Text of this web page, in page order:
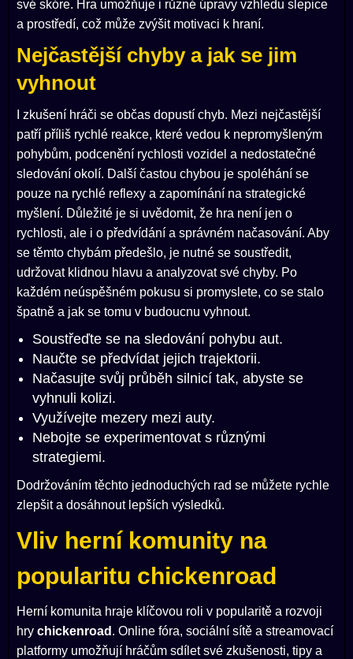
své skóre. Hra umožňuje i různé úpravy vzhledu slepice
a prostředí, což může zvýšit motivaci k hraní.
Nejčastější chyby a jak se jim
vyhnout
I zkušení hráči se občas dopustí chyb. Mezi nejčastější
patří příliš rychlé reakce, které vedou k nepromyšleným
pohybům, podcenění rychlosti vozidel a nedostatečné
sledování okolí. Další častou chybou je spoléhání se
pouze na rychlé reflexy a zapomínání na strategické
myšlení. Důležité je si uvědomit, že hra není jen o
rychlosti, ale i o předvídání a správném načasování. Aby
se těmto chybám předešlo, je nutné se soustředit,
udržovat klidnou hlavu a analyzovat své chyby. Po
každém neúspěšném pokusu si promyslete, co se stalo
špatně a jak se tomu v budoucnu vyhnout.
Soustřeďte se na sledování pohybu aut.
Naučte se předvídat jejich trajektorii.
Načasujte svůj průběh silnicí tak, abyste se
vyhnuli kolizi.
Využívejte mezery mezi auty.
Nebojte se experimentovat s různými
strategiemi.
Dodržováním těchto jednoduchých rad se můžete rychle
zlepšit a dosáhnout lepších výsledků.
Vliv herní komunity na
popularitu chickenroad
Herní komunita hraje klíčovou roli v popularitě a rozvoji
hry chickenroad . Online fóra, sociální sítě a streamovací
platformy umožňují hráčům sdílet své zkušenosti, tipy a